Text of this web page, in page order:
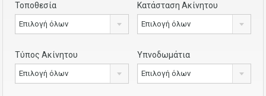
Τοποθεσία
Επιλογή όλων
Κατάσταση Ακίνητου
Επιλογή όλων
Τύπος Ακίνητου
Επιλογή όλων
Υπνοδωμάτια
Επιλογή όλων